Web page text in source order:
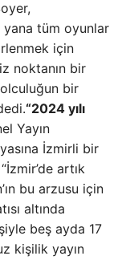
tüm oyunlar
için
noktanın bir
bir
“2024 yılı
Yayın
İzmirli bir
artık
bu arzusu için
altında
beş ayda 17
kişilik yayın